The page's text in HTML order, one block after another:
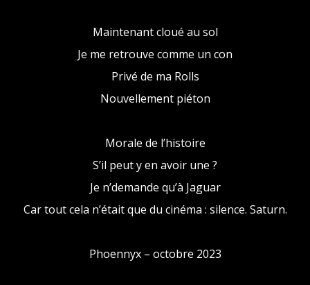
Maintenant cloué au sol
Je me retrouve comme un con
Privé de ma Rolls
Nouvellement piéton
Morale de l’histoire
S’il peut y en avoir une ?
Je n’demande qu’à Jaguar
Car tout cela n’était que du cinéma : silence. Saturn.
Phoennyx – octobre 2023